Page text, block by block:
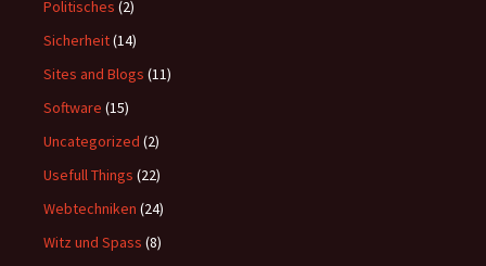
Politisches (2)
Sicherheit(14)
Sites and Blogs (11)
Software (15)
Uncategorized (2)
Usefull Things (22)
Webtechniken (24)
Witz und Spass (8)